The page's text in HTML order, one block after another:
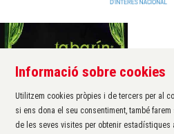
Àrea de cultura de l'Ajuntament
Carrer Santa Margarida, 1
17200 Palafrugell
972 611 172 ·
cultura@palafrugell.cat
Informació sobre cookies
Utilitzem cookies pròpies i de tercers per al
si ens dona el seu consentiment, també
de les seves visites per obtenir